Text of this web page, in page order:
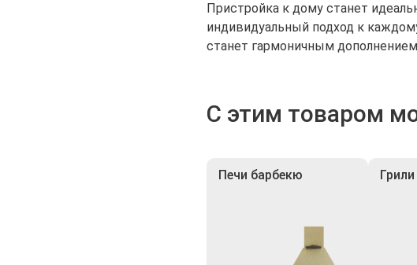
Пристройка к дому станет
индивидуальный подход к
станет гармоничным
С этим товаром
Печи барбекю Грили